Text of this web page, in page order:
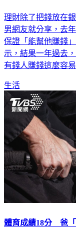
理財除了把錢放在
男網友就分享，去
保證「能幫他賺錢
示，結果一年過去
有錢人賺錢這麼容
生活
體育成績18分 爸「